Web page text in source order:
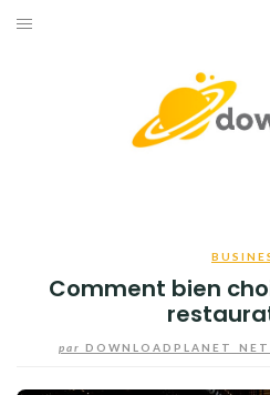
Aller
Comment bien
par DOWNLOADPLANET_NET
TÉLÉPHONE